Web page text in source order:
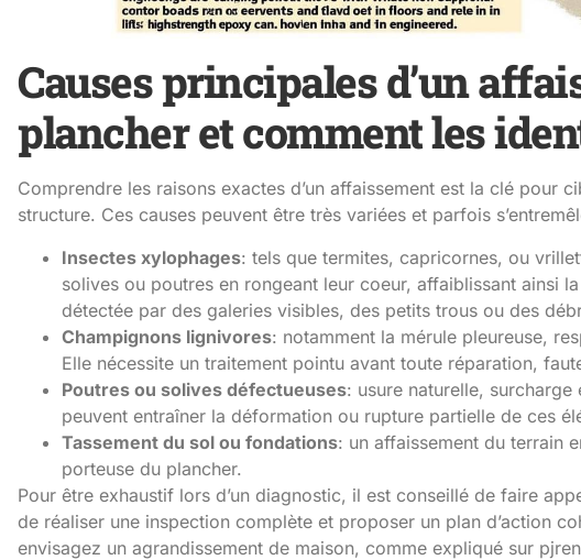
Causes principales d’un
plancher et comment les
Comprendre les raisons exactes d’un affaissement est la clé pour
structure. Ces causes peuvent être très variées et parfois
Insectes xylophages: tels que termites, capricornes, ou
solives ou poutres en rongeant leur coeur, affaiblissant ainsi
détectée par des galeries visibles, des petits trous ou des
Champignons lignivores: notamment la mérule pleureuse,
Elle nécessite un traitement pointu avant toute réparation,
Poutres ou solives défectueuses: usure naturelle,
peuvent entraîner la déformation ou rupture partielle de ces
Tassement du sol ou fondations: un affaissement du terrain
porteuse du plancher.
Pour être exhaustif lors d’un diagnostic, il est conseillé de faire
de réaliser une inspection complète et proposer un plan d’action
envisagez un agrandissement de maison, comme expliqué sur